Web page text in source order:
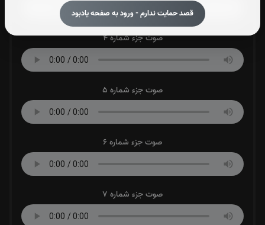
قصد حمایت ندارم - ورود به صفحه یادبود
صوت جزء شماره 4
صوت جزء شماره 5
صوت جزء شماره 6
صوت جزء شماره 7